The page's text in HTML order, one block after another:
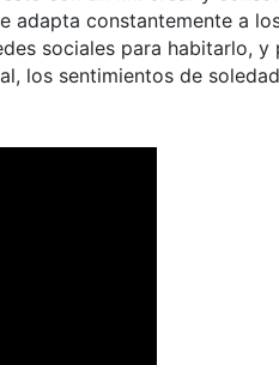
adapta constantemente a
sociales para habitarlo, y
los sentimientos de